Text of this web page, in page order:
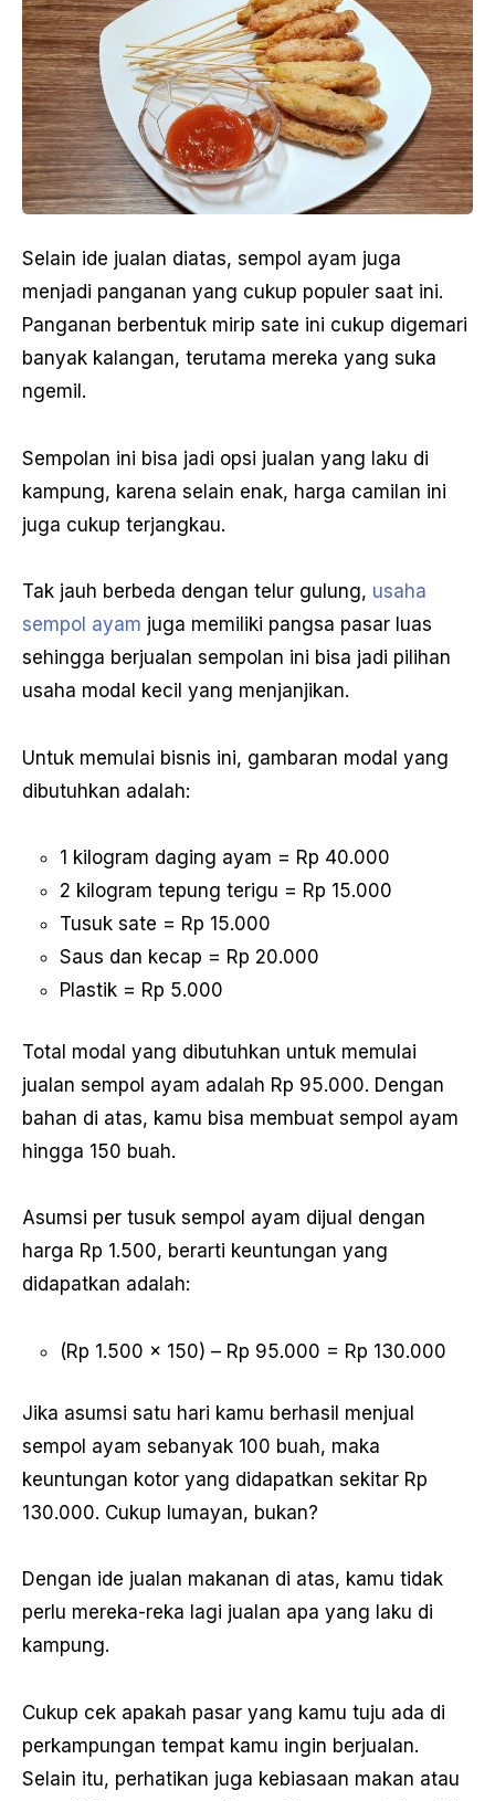
Selain ide jualan diatas, sempol ayam juga
menjadi panganan yang cukup populer saat ini.
Panganan berbentuk mirip sate ini cukup digemari
banyak kalangan, terutama mereka yang suka
ngemil.
Sempolan ini bisa jadi opsi jualan yang laku di
kampung, karena selain enak, harga camilan ini
juga cukup terjangkau.
Tak jauh berbeda dengan telur gulung, usaha
sempol ayam juga memiliki pangsa pasar luas
sehingga berjualan sempolan ini bisa jadi pilihan
usaha modal kecil yang menjanjikan.
Untuk memulai bisnis ini, gambaran modal yang
dibutuhkan adalah:
1 kilogram daging ayam = Rp 40.000
2 kilogram tepung terigu = Rp 15.000
Tusuk sate = Rp 15.000
Saus dan kecap = Rp 20.000
Plastik = Rp 5.000
Total modal yang dibutuhkan untuk memulai
jualan sempol ayam adalah Rp 95.000. Dengan
bahan di atas, kamu bisa membuat sempol ayam
hingga 150 buah.
Asumsi per tusuk sempol ayam dijual dengan
harga Rp 1.500, berarti keuntungan yang
didapatkan adalah:
(Rp 1.500 x 150) – Rp 95.000 = Rp 130.000
Jika asumsi satu hari kamu berhasil menjual
sempol ayam sebanyak 100 buah, maka
keuntungan kotor yang didapatkan sekitar Rp
130.000. Cukup lumayan, bukan?
Dengan ide jualan makanan di atas, kamu tidak
perlu mereka-reka lagi jualan apa yang laku di
kampung.
Cukup cek apakah pasar yang kamu tuju ada di
perkampungan tempat kamu ingin berjualan.
Selain itu, perhatikan juga kebiasaan makan atau